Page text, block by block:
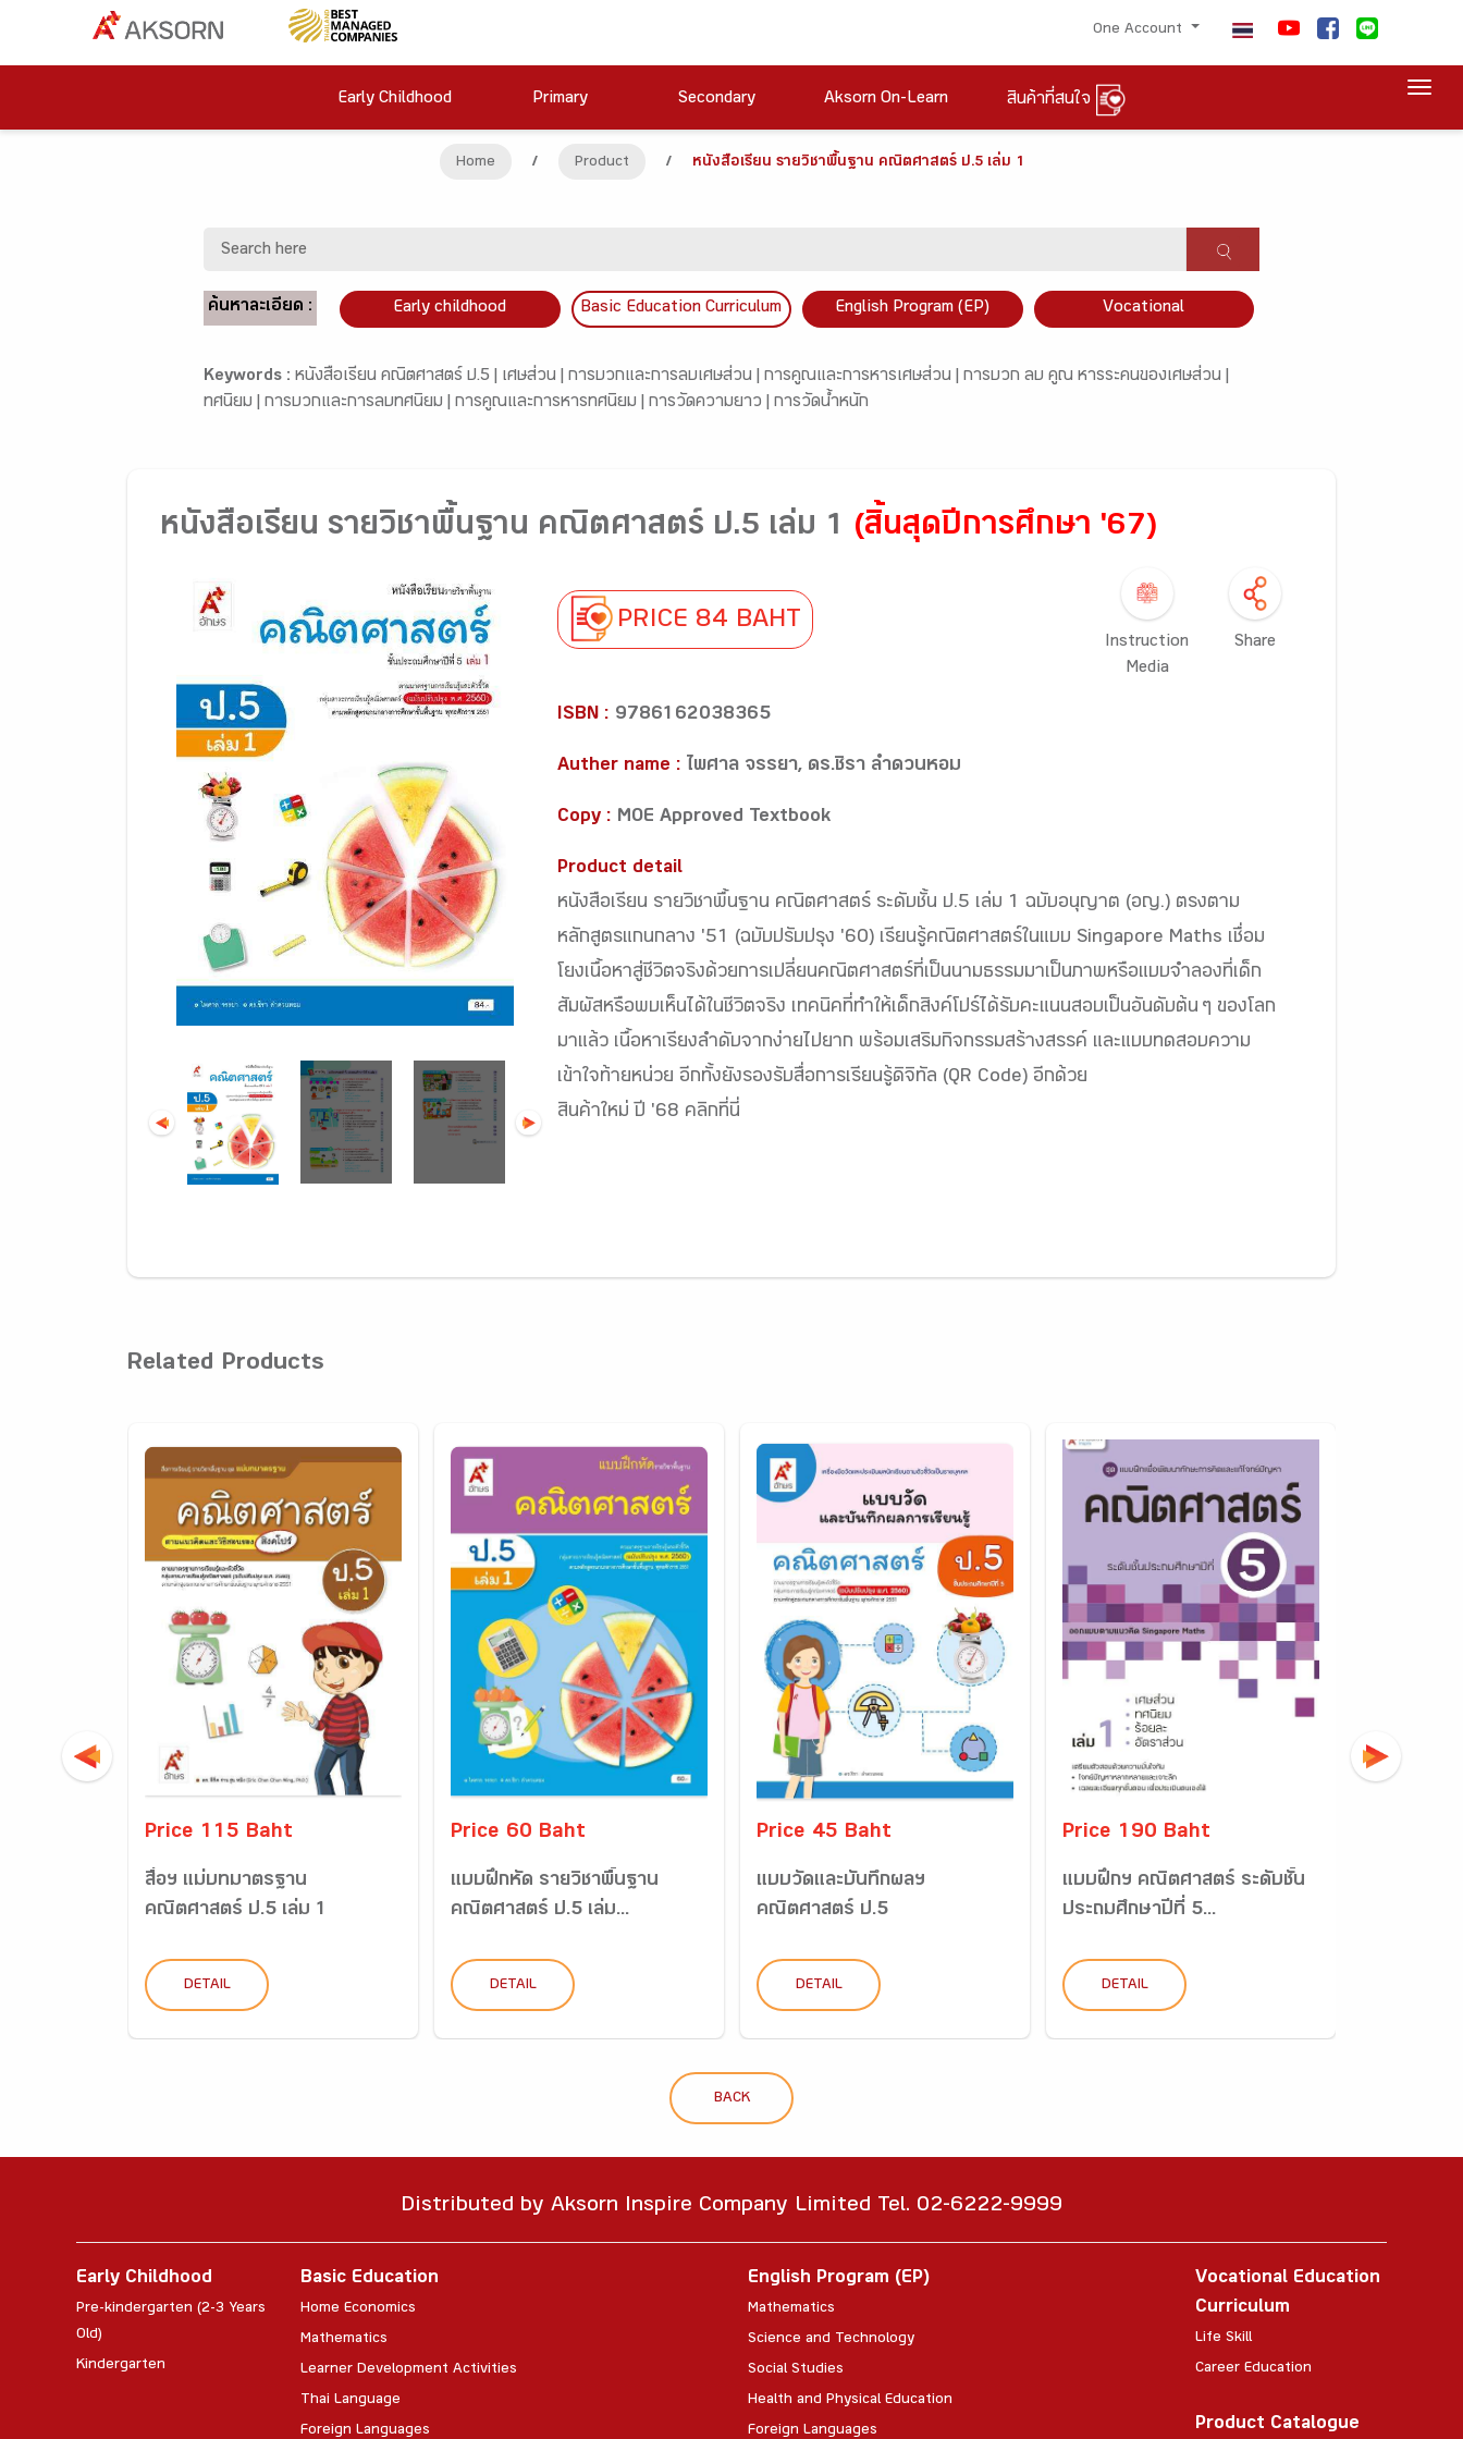
One Account
Early Childhood Primary Secondary Aksorn On-Learn สินค้าที่สนใจ
Home / Product / หนังสือเรียน รายวิชาพื้นฐาน คณิตศาสตร์ ป.5 เล่ม 1
ค้นหาละเอียด : Early childhood Basic Education Curriculum English Program (EP) Vocational
Keywords : หนังสือเรียน คณิตศาสตร์ ป.5 | เศษส่วน | การบวกและการลบเศษส่วน | การคูณและการหารเศษส่วน | การบวก ลบ คูณ หารระคนของเศษส่วน |
ทศนิยม | การบวกและการลบทศนิยม | การคูณและการหารทศนิยม | การวัดความยาว | การวัดน้ำหนัก
หนังสือเรียน รายวิชาพื้นฐาน คณิตศาสตร์ ป.5 เล่ม 1 (สิ้นสุดปีการศึกษา '67)
PRICE 84 BAHT
Instruction
Media
Share
ISBN : 9786162038365
Auther name : ไพศาล จรรยา, ดร.ชิรา ลำดวนหอม
Copy : MOE Approved Textbook
Product detail
หนังสือเรียน รายวิชาพื้นฐาน คณิตศาสตร์ ระดับชั้น ป.5 เล่ม 1 ฉบับอนุญาต (อญ.) ตรงตาม
หลักสูตรแกนกลาง '51 (ฉบับปรับปรุง '60) เรียนรู้คณิตศาสตร์ในแบบ Singapore Maths เชื่อม
โยงเนื้อหาสู่ชีวิตจริงด้วยการเปลี่ยนคณิตศาสตร์ที่เป็นนามธรรมมาเป็นภาพหรือแบบจำลองที่เด็ก
สัมผัสหรือพบเห็นได้ในชีวิตจริง เทคนิคที่ทำให้เด็กสิงค์โปร์ได้รับคะแนนสอบเป็นอันดับต้น ๆ ของโลก
มาแล้ว เนื้อหาเรียงลำดับจากง่ายไปยาก พร้อมเสริมกิจกรรมสร้างสรรค์ และแบบทดสอบความ
เข้าใจท้ายหน่วย อีกทั้งยังรองรับสื่อการเรียนรู้ดิจิทัล (QR Code) อีกด้วย
สินค้าใหม่ ปี '68 คลิกที่นี่
Related Products
Price 115 Baht
สื่อฯ แม่บทมาตรฐาน
คณิตศาสตร์ ป.5 เล่ม 1
DETAIL
Price 60 Baht
แบบฝึกหัด รายวิชาพื้นฐาน
คณิตศาสตร์ ป.5 เล่ม...
DETAIL
Price 45 Baht
แบบวัดและบันทึกผลฯ
คณิตศาสตร์ ป.5
DETAIL
Price 190 Baht
แบบฝึกฯ คณิตศาสตร์ ระดับชั้น
ประถมศึกษาปีที่ 5...
DETAIL
BACK
Distributed by Aksorn Inspire Company Limited Tel. 02-6222-9999
Early Childhood
Pre-kindergarten (2-3 Years
Old)
Kindergarten
Basic Education
Home Economics
Mathematics
Learner Development Activities
Thai Language
Foreign Languages
English Program (EP)
Mathematics
Science and Technology
Social Studies
Health and Physical Education
Foreign Languages
Vocational Education
Curriculum
Life Skill
Career Education
Product Catalogue